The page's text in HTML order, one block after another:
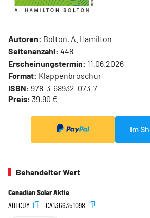
Autoren: Bolton, A. Hamilton
Seitenanzahl: 448
Erscheinungstermin: 11.06.2026
Format: Klappenbroschur
ISBN: 978-3-68932-073-7
Preis: 39,90 €
Im
Behandelter Wert
Canadian Solar Aktie
A0LCUY
CA1366351098